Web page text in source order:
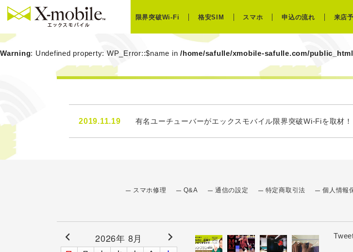
限界突破Wi-Fi 格安SIM スマホ 申込の流れ 来店
Warning: Undefined property: WP_Error::$name in /home/safulle/xmobile-safulle.com/
2019.11.19 有名ユーチューバーがエックスモバイル限界突破Wi-Fiを取材！
スマホ修理 Q&A 通信の設定 特定商取引法 個人情報
2026年 8月